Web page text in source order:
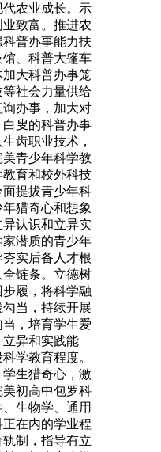
农业成长。示
致富。推进农
普办事能力扶
、科普大篷车
大科普办事笼
社会力量供给
办事，加大对
叟的科普办事
齿职业技术，
青少年科学教
育和校外科技
提拔青少年科
猎奇心和想象
认识和立异实
潜质的青少年
实后备人才根
链条。立德树
履，将科学融
当，持续开展
，培育学生爱
异和实践能
学教育程度。
生猎奇心，激
初高中包罗科
生物学、通用
在内的学业程
制，指导有立